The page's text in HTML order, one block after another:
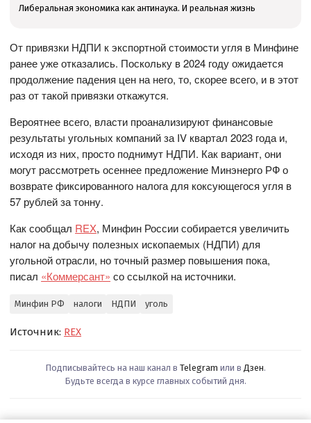
Либеральная экономика как антинаука. И реальная жизнь
От привязки НДПИ к экспортной стоимости угля в Минфине
ранее уже отказались. Поскольку в 2024 году ожидается
продолжение падения цен на него, то, скорее всего, и в этот
раз от такой привязки откажутся.
Вероятнее всего, власти проанализируют финансовые
результаты угольных компаний за IV квартал 2023 года и,
исходя из них, просто поднимут НДПИ. Как вариант, они
могут рассмотреть осеннее предложение Минэнерго РФ о
возврате фиксированного налога для коксующегося угля в
57 рублей за тонну.
Как сообщал REX, Минфин России собирается увеличить
налог на добычу полезных ископаемых (НДПИ) для
угольной отрасли, но точный размер повышения пока,
писал «Коммерсант» со ссылкой на источники.
Минфин РФ налоги НДПИ уголь
Источник: REX
Подписывайтесь на наш канал в Telegram или в Дзен.
Будьте всегда в курсе главных событий дня.